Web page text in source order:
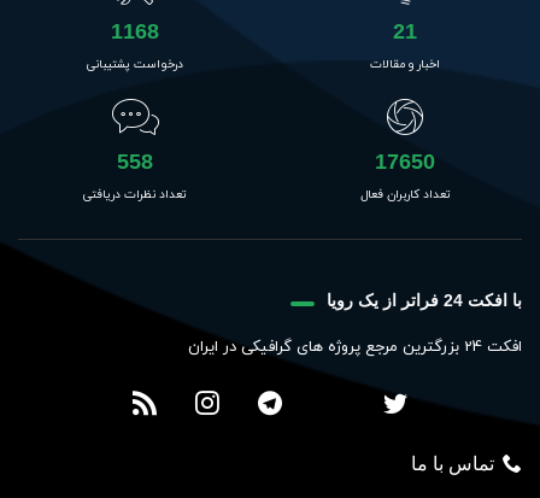
21
اخبار و مقالات
1168
درخواست پشتیبانی
17650
تعداد کاربران فعال
558
تعداد نظرات دریافتی
با افکت 24 فراتر از یک رویا
افکت 24 بزرگترین مرجع پروژه های گرافیکی در ایران
تماس با ما